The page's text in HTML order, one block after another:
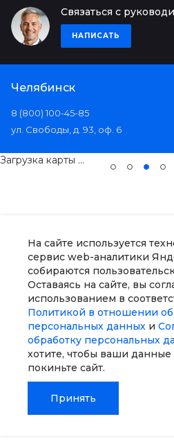
На сайте используется
сервис web-аналитики
собираются
Оставаясь на сайте, вы
использованием в
Политикой в отношении
персональных данных и
обработку персональных
хотите, чтобы ваши данные
покиньте сайт.
Принять
отличием 👏🏻 INTEC давно
сотрудничает с колледжем:
многие студенты проходили
задачами и уже на первых
уровень подготовки,
ответственность и желание
развиваться в профессии.
«Уральский региональный
колледж готовит
задачи и показывают
результат. Отдельно хочется
поздравить отличников. Как
работодатель могу сказать:
если перед нами человек,
который привык учиться на
“отлично”, ставить перед
собой высокую планку и
доводить дело до
мы в таких специалистах не
выпускникам не бояться
первых профессиональных
Связаться с
НАПИСАТЬ
Челябинск
8 (800) 100-45-85
ул. Свободы, д. 93, оф. 6
Загрузка карты ...